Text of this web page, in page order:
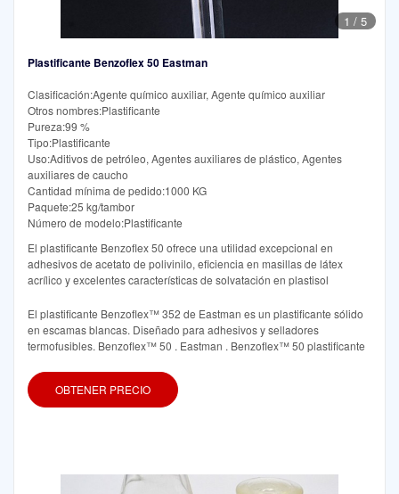
1 / 5
Plastificante Benzoflex 50 Eastman
Clasificación:Agente químico auxiliar, Agente químico auxiliar
Otros nombres:Plastificante
Pureza:99 %
Tipo:Plastificante
Uso:Aditivos de petróleo, Agentes auxiliares de plástico, Agentes
auxiliares de caucho
Cantidad mínima de pedido:1000 KG
Paquete:25 kg/tambor
Número de modelo:Plastificante
El plastificante Benzoflex 50 ofrece una utilidad excepcional en
adhesivos de acetato de polivinilo, eficiencia en masillas de látex
acrílico y excelentes características de solvatación en plastisol
El plastificante Benzoflex™ 352 de Eastman es un plastificante sólido
en escamas blancas. Diseñado para adhesivos y selladores
termofusibles. Benzoflex™ 50 . Eastman . Benzoflex™ 50 plastificante
OBTENER PRECIO